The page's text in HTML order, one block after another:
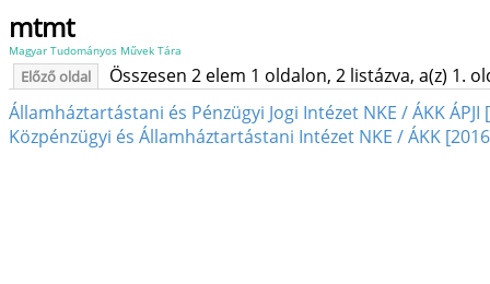
mtmt
Magyar Tudományos Művek Tára
Előző oldal
Összesen 2 elem 1 oldalon, 2 listázva, a(z) 1.
Államháztartástani és Pénzügyi Jogi Intézet NKE / ÁKK ÁPJI
Közpénzügyi és Államháztartástani Intézet NKE / ÁKK